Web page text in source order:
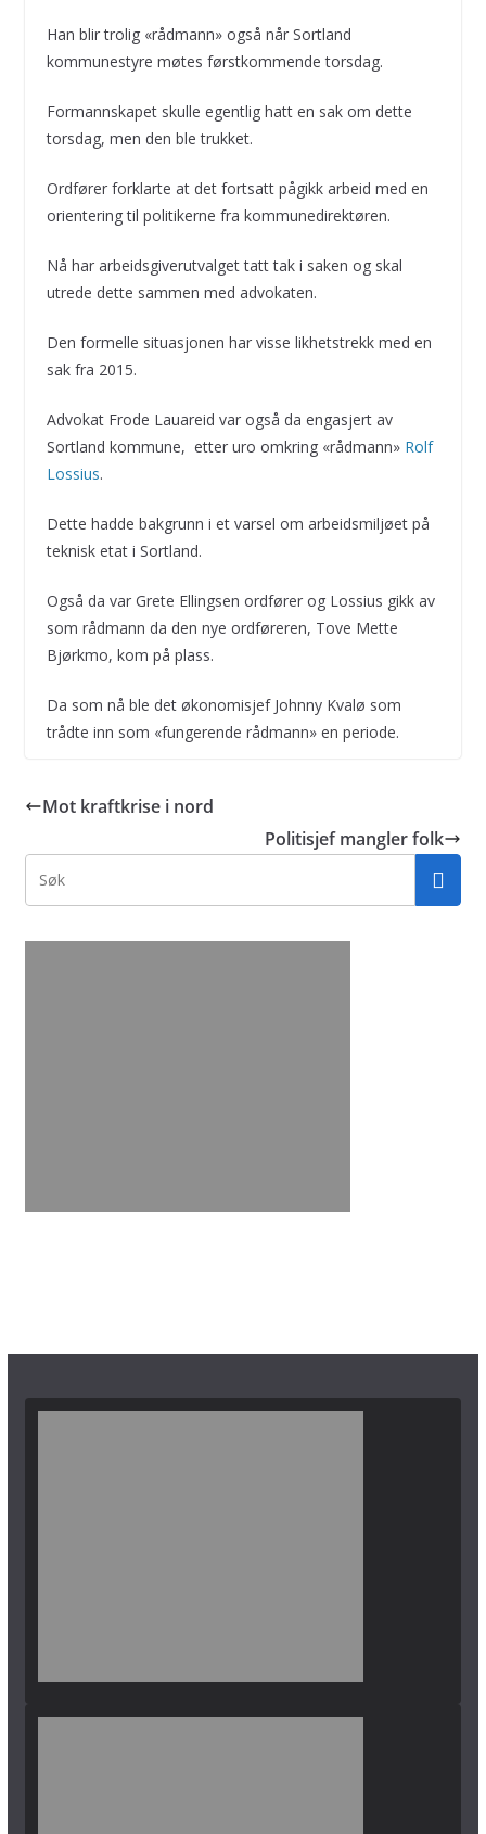
Han blir trolig «rådmann» også når Sortland
kommunestyre møtes førstkommende torsdag.
Formannskapet skulle egentlig hatt en sak om dette
torsdag, men den ble trukket.
Ordfører forklarte at det fortsatt pågikk arbeid med en
orientering til politikerne fra kommunedirektøren.
Nå har arbeidsgiverutvalget tatt tak i saken og skal
utrede dette sammen med advokaten.
Den formelle situasjonen har visse likhetstrekk med en
sak fra 2015.
Advokat Frode Lauareid var også da engasjert av
Sortland kommune, etter uro omkring «rådmann» Rolf
Lossius.
Dette hadde bakgrunn i et varsel om arbeidsmiljøet på
teknisk etat i Sortland.
Også da var Grete Ellingsen ordfører og Lossius gikk av
som rådmann da den nye ordføreren, Tove Mette
Bjørkmo, kom på plass.
Da som nå ble det økonomisjef Johnny Kvalø som
trådte inn som «fungerende rådmann» en periode.
Mot kraftkrise i nord
Politisjef mangler folk